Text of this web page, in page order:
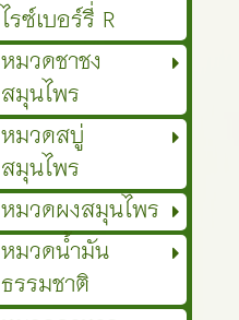
ไรซ์เบอร์รี่ R
หมวดชาชง
สมุนไพร
หมวดสบู่
สมุนไพร
หมวดผงสมุนไพร
หมวดน้ำมัน
ธรรมชาติ